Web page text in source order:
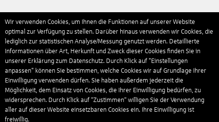
Wir verwenden Cookies, um Ihnen die Funktionen auf unserer Website
optimal zur Verfügung zu stellen. Darüber hinaus verwenden wir Cookies, die
lediglich zur statistischen Analyse/Messung genutzt werden. Detaillierte
Informationen über Art, Herkunft und Zweck dieser Cookies finden Sie in
unserer Erklärung zum Datenschutz. Durch Klick auf "Einstellungen
anpassen" können Sie bestimmen, welche Cookies wir auf Grundlage Ihrer
Einwilligung verwenden dürfen. Sie haben außerdem jederzeit die
Möglichkeit, dem Einsatz von Cookies, die Ihrer Einwilligung bedürfen, zu
widersprechen. Durch Klick auf “Zustimmen“ willigen Sie der Verwendung
aller auf dieser Website einsetzbaren Cookies ein. Ihre Einwilligung ist
freiwillig.